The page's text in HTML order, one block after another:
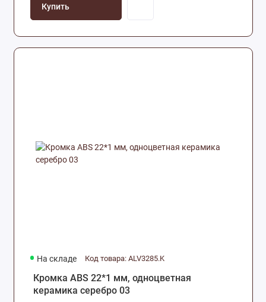
Купить
На складе Код товара: ALV3285.K
Кромка ABS 22*1 мм, одноцветная
керамика серебро 03